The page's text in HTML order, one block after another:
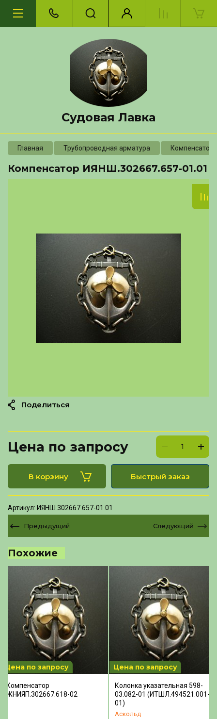
Судовая Лавка
Главная Трубопроводная арматура
Компенсатор ИЯНШ.302667.657-01.01
Цена по запросу
В корзину Быстрый заказ
Артикул: ИЯНШ.302667.657-01.01
Поделиться
Предыдущий Следующий
Похожие
Цена по запросу
Компенсатор
ЖНИЯП.302667.618-02
Цена по запросу
Колонка указательная 598-
03.082-01 (ИТШЛ.494521.001-
01)
Аскольд